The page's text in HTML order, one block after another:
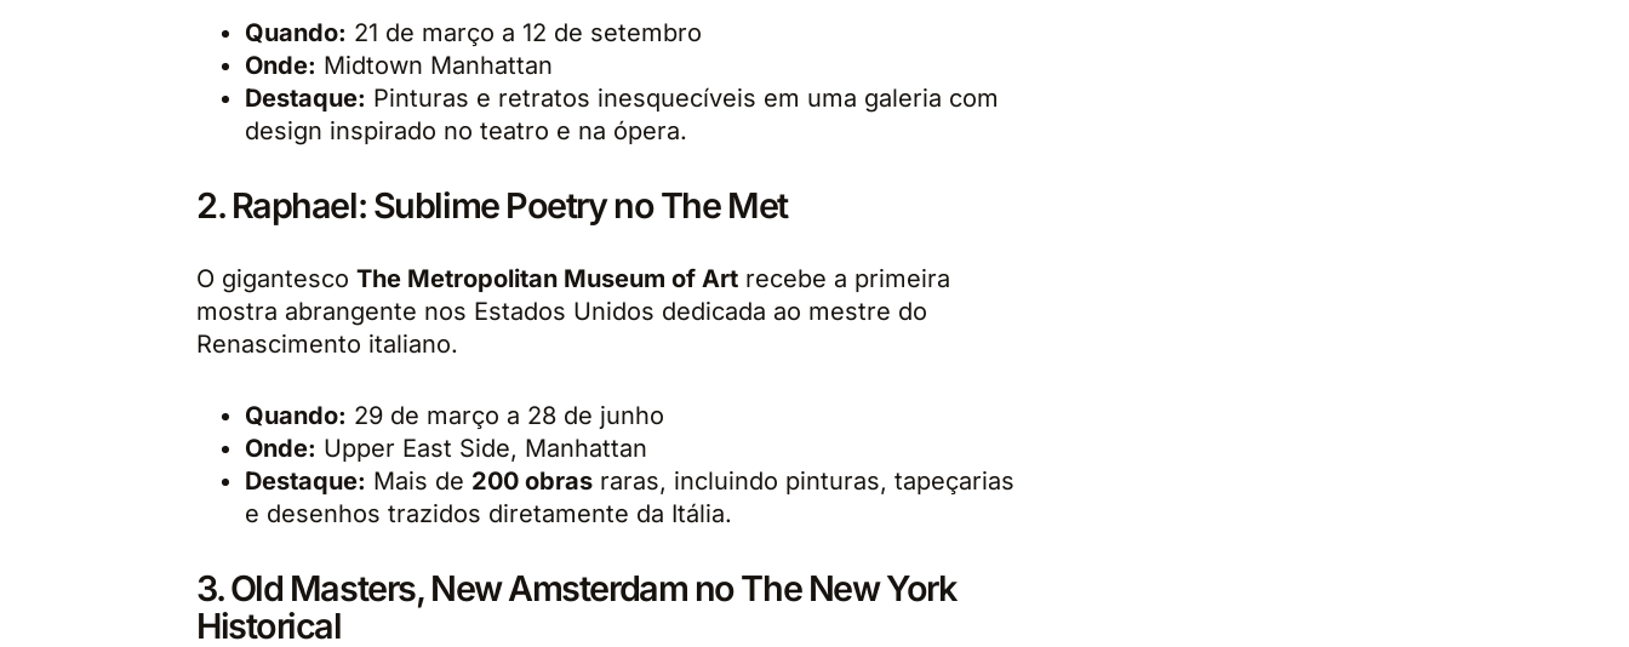
Quando: 21 de março a 12 de setembro
Onde: Midtown Manhattan
Destaque: Pinturas e retratos inesquecíveis em uma galeria com
design inspirado no teatro e na ópera.
2. Raphael: Sublime Poetry no The Met
O gigantesco The Metropolitan Museum of Art recebe a primeira
mostra abrangente nos Estados Unidos dedicada ao mestre do
Renascimento italiano.
Quando: 29 de março a 28 de junho
Onde: Upper East Side, Manhattan
Destaque: Mais de 200 obras raras, incluindo pinturas, tapeçarias
e desenhos trazidos diretamente da Itália.
3. Old Masters, New Amsterdam no The New York
Historical